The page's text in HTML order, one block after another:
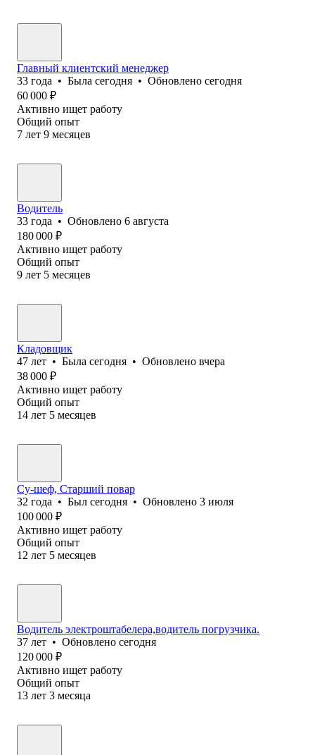
Главный клиентский менеджер
33 года • Была сегодня • Обновлено сегодня
60 000 ₽
Активно ищет работу
Общий опыт
7 лет 9 месяцев
Водитель
33 года • Обновлено 6 августа
180 000 ₽
Активно ищет работу
Общий опыт
9 лет 5 месяцев
Кладовщик
47 лет • Была сегодня • Обновлено вчера
38 000 ₽
Активно ищет работу
Общий опыт
14 лет 5 месяцев
Су-шеф, Старший повар
32 года • Был сегодня • Обновлено 3 июля
100 000 ₽
Активно ищет работу
Общий опыт
12 лет 5 месяцев
Водитель электроштабелера,водитель погрузчика.
37 лет • Обновлено сегодня
120 000 ₽
Активно ищет работу
Общий опыт
13 лет 3 месяца